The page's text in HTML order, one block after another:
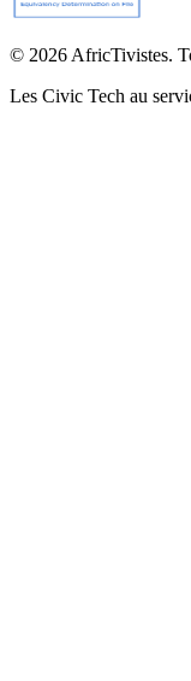
© 2026 AfricTivistes.
Les Civic Tech au